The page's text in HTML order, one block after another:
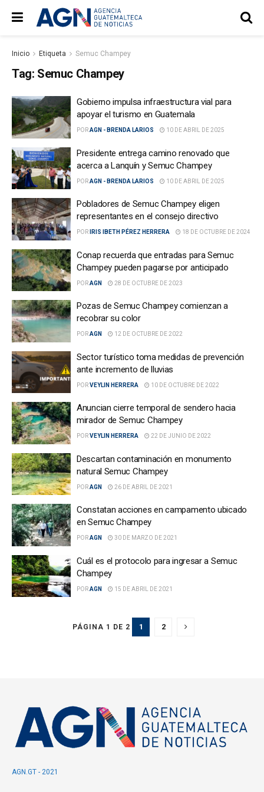
Inicio Etiqueta Semuc Champey
Tag: Semuc Champey
Gobierno impulsa infraestructura vial para
apoyar el turismo en Guatemala
PORAGN - BRENDA LARIOS 10 DE ABRIL DE 2025
Presidente entrega camino renovado que
acerca a Lanquín y Semuc Champey
PORAGN - BRENDA LARIOS 10 DE ABRIL DE 2025
Pobladores de Semuc Champey eligen
representantes en el consejo directivo
POR IRIS IBETH PÉREZ HERRERA 18 DE OCTUBRE DE 2024
Conap recuerda que entradas para Semuc
Champey pueden pagarse por anticipado
PORAGN 28 DE OCTUBRE DE 2023
Pozas de Semuc Champey comienzan a
recobrar su color
PORAGN 12 DE OCTUBRE DE 2022
Sector turístico toma medidas de prevención
ante incremento de lluvias
PORVEYLIN HERRERA 10 DE OCTUBRE DE 2022
Anuncian cierre temporal de sendero hacia
mirador de Semuc Champey
PORVEYLIN HERRERA 22 DE JUNIO DE 2022
Descartan contaminación en monumento
natural Semuc Champey
PORAGN 26 DE ABRIL DE 2021
Constatan acciones en campamento ubicado
en Semuc Champey
PORAGN 30 DE MARZO DE 2021
Cuál es el protocolo para ingresar a Semuc
Champey
PORAGN 15 DE ABRIL DE 2021
PÁGINA 1 DE 2 1 2
AGN.GT - 2021